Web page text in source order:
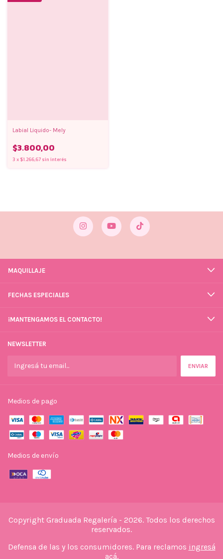
Labial Liquido- Mely
$3.800,00
3 x $1.266,67 sin interés
MAQUILLAJE
FECHAS ESPECIALES
¡MANTENGAMOS EL CONTACTO!
NEWSLETTER
Medios de pago
Medios de envío
Copyright Graduada Regalería - 2026. Todos los derechos
reservados.
Defensa de las y los consumidores. Para reclamos ingresá
acá.